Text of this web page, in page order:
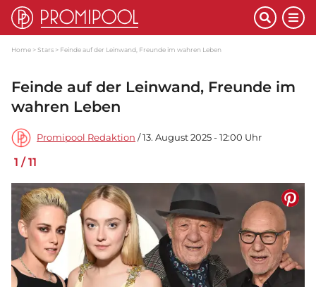
Home Stars Feinde auf der Leinwand, Freunde im wahren Leben
Feinde auf der Leinwand, Freunde im
wahren Leben
Promipool Redaktion / 13. August 2025 - 12:00 Uhr
1 /11